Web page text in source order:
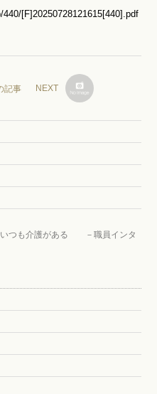
[F]20250728121615[440].pdf
記事 NEXT
いつも介護がある －職員インタ